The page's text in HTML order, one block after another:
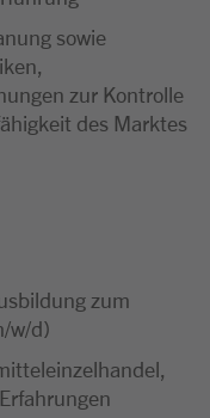
sowie
zur Kontrolle
des Marktes
zum
w/d)